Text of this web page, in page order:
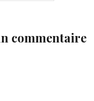
commentaire